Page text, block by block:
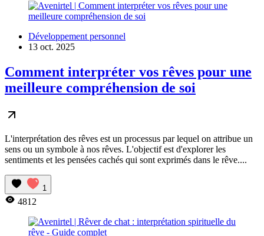
Développement personnel
13 oct. 2025
Comment interpréter vos rêves pour une
meilleure compréhension de soi
L'interprétation des rêves est un processus par lequel on attribue un
sens ou un symbole à nos rêves. L'objectif est d'explorer les
sentiments et les pensées cachés qui sont exprimés dans le rêve....
1
4812